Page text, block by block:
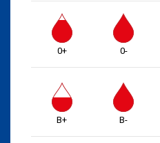
0+ 0-
B+ B-